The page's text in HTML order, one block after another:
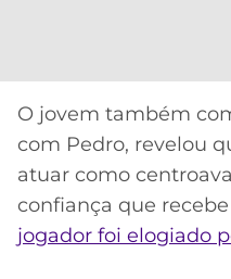
O jovem também
com Pedro, revelou
atuar como
confiança que
jogador foi elogiado